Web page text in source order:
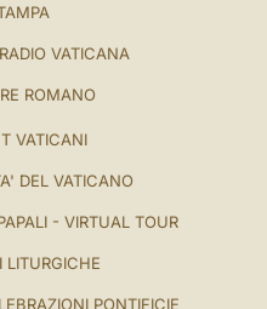
VATICANA
ROMANO
VATICANI
DEL VATICANO
- VIRTUAL TOUR
LITURGICHE
PONTIFICIE